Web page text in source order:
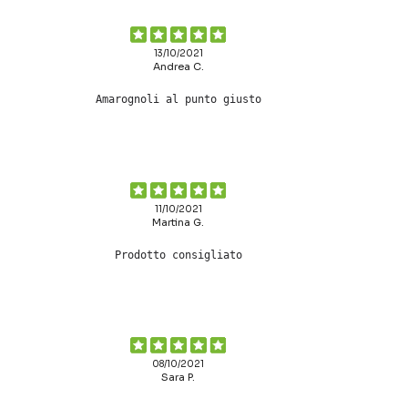
13/10/2021
Andrea C.
Amarognoli al punto giusto
11/10/2021
Martina G.
Prodotto consigliato
08/10/2021
Sara P.